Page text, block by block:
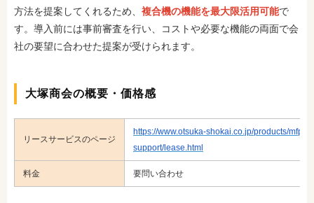
方法を提案してくれるため、 複合機の機能を最大限活用可能で
す。導入前には事前審査を行い、コストや必要な機能の両面で会
社の要望に合わせた提案が受けられます。
大塚商会の概要・価格感
リースサービスのページ
https://www.otsuka-shokai.co.jp/products/mfp-
support/lease.html
料金 要問い合わせ